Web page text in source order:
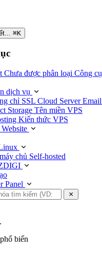
⌘K
Chưa được phân loại Công cụ
dịch vụ
chỉ SSL Cloud Server
Storage Tên miền VPS
Kiến thức VPS
chủ Self-hosted
Panel
biến